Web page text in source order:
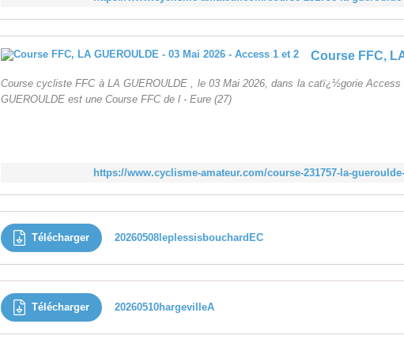
Course cycliste FFC à LA GUEROULDE , le 03 Mai 2026, dans la catï¿½gorie Access
GUEROULDE est une Course FFC de l - Eure (27)
https://www.cyclisme-amateur.com/course-231757-la-
Télécharger 20260508leplessisbouchardEC
Télécharger 20260510hargevilleA